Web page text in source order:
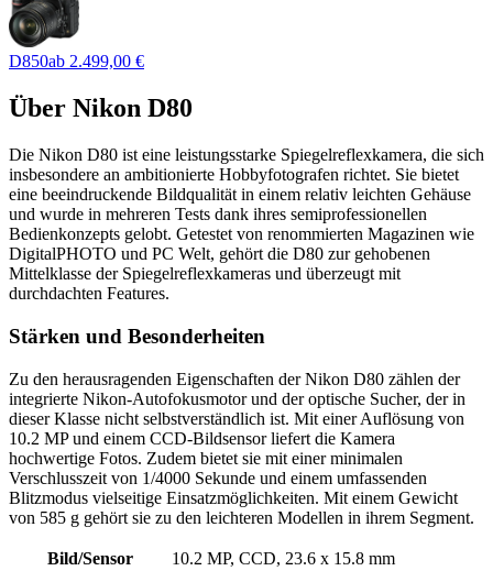
D850ab 2.499,00 €
Über Nikon D80
Die Nikon D80 ist eine leistungsstarke Spiegelreflexkamera, die sich
insbesondere an ambitionierte Hobbyfotografen richtet. Sie bietet
eine beeindruckende Bildqualität in einem relativ leichten Gehäuse
und wurde in mehreren Tests dank ihres semiprofessionellen
Bedienkonzepts gelobt. Getestet von renommierten Magazinen wie
DigitalPHOTO und PC Welt, gehört die D80 zur gehobenen
Mittelklasse der Spiegelreflexkameras und überzeugt mit
durchdachten Features.
Stärken und Besonderheiten
Zu den herausragenden Eigenschaften der Nikon D80 zählen der
integrierte Nikon-Autofokusmotor und der optische Sucher, der in
dieser Klasse nicht selbstverständlich ist. Mit einer Auflösung von
10.2 MP und einem CCD-Bildsensor liefert die Kamera
hochwertige Fotos. Zudem bietet sie mit einer minimalen
Verschlusszeit von 1/4000 Sekunde und einem umfassenden
Blitzmodus vielseitige Einsatzmöglichkeiten. Mit einem Gewicht
von 585 g gehört sie zu den leichteren Modellen in ihrem Segment.
Bild/Sensor
10.2 MP, CCD, 23.6 x 15.8 mm